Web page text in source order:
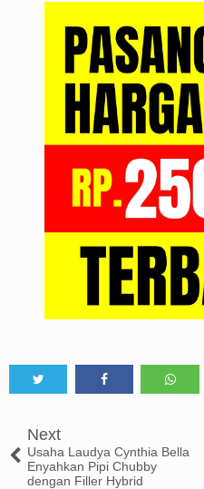
Next
Usaha Laudya Cynthia Bella
Enyahkan Pipi Chubby
dengan Filler Hybrid